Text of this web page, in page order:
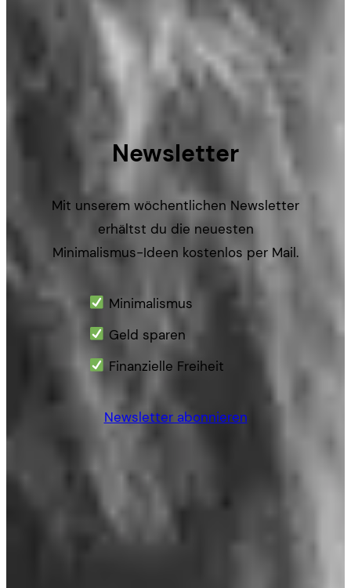
Newsletter
Mit unserem wöchentlichen Newsletter
erhältst du die neuesten
Minimalismus-Ideen kostenlos per Mail.
Minimalismus
Geld sparen
Finanzielle Freiheit
Newsletter abonnieren